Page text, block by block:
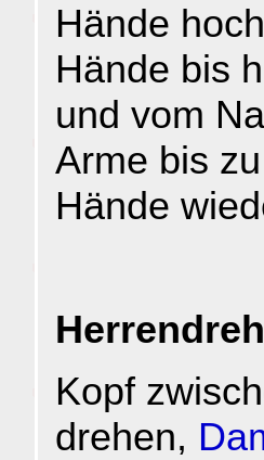
Hände
Hände bis
und vom
Arme bis
Hände
Kopf
drehen,